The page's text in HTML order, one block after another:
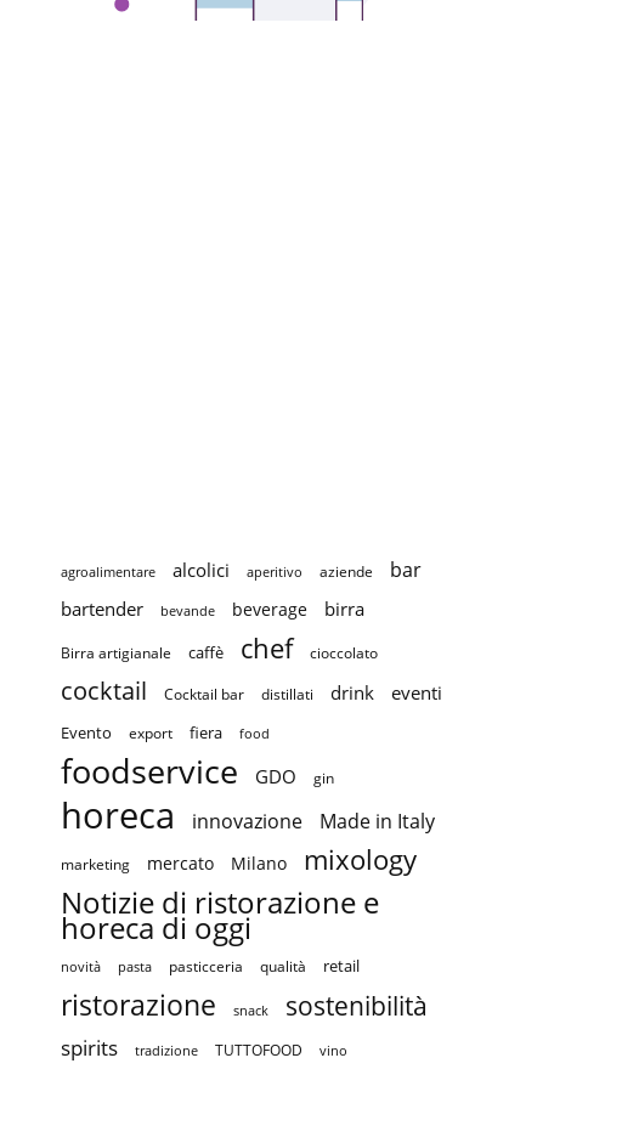
agroalimentare alcolici aperitivo aziende bar
bartender bevande beverage birra
Birra artigianale caffè chef cioccolato
cocktail Cocktail bar distillati drink eventi
Evento export fiera food
foodservice GDO gin
horeca innovazione Made in Italy
marketing mercato Milano mixology
Notizie di ristorazione e
horeca di oggi
novità pasta pasticceria qualità retail
ristorazione snack sostenibilità
spirits tradizione TUTTOFOOD vino